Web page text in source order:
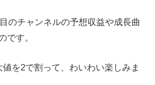
のチャンネルの予想収益や成長曲
です。
を2で割って、わいわい楽しみま